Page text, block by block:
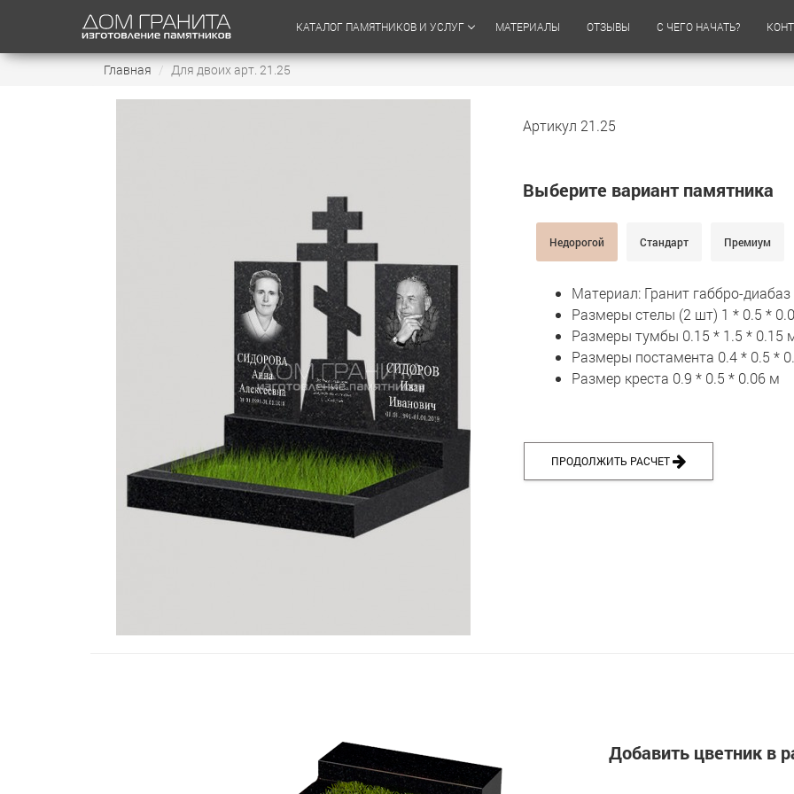
КАТАЛОГ ПАМЯТНИКОВ И УСЛУГ МАТЕРИАЛЫ ОТЗЫВЫ С ЧЕГО НАЧАТЬ?
Главная Для двоих арт. 21.25
Артикул 21.25
Выберите вариант памятника
Недорогой Стандарт Премиум
Материал: Гранит габбро-диабаз
Размеры стелы (2 шт) 1 * 0.5 *
Размеры тумбы 0.15 * 1.5 * 0.15
Размеры постамента 0.4 * 0.5 *
Размер креста 0.9 * 0.5 * 0.06 м
ПРОДОЛЖИТЬ РАСЧЕТ
Добавить цветник в